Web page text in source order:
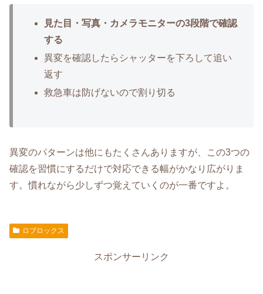
見た目・写真・カメラモニターの3段階で確認
する
異変を確認したらシャッターを下ろして追い
返す
救急車は防げないので割り切る
異変のパターンは他にもたくさんありますが、この3つの
確認を習慣にするだけで対応できる幅がかなり広がりま
す。慣れながら少しずつ覚えていくのが一番ですよ。
ロブロックス
スポンサーリンク